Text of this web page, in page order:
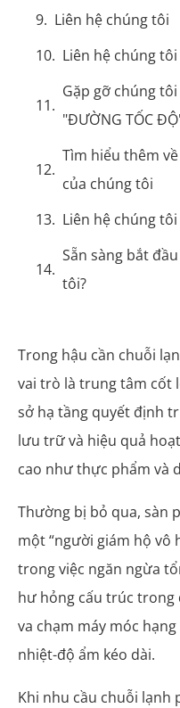
Liên hệ chúng tôi
Liên hệ chúng tôi
Gặp gỡ chúng
"ĐƯỜNG TỐC
Tìm hiểu thêm
của chúng tôi
Liên hệ chúng tôi
Sẵn sàng bắt
tôi?
Trong hậu cần chuỗi
vai trò là trung tâm cốt
sở hạ tầng quyết định
lưu trữ và hiệu quả
cao như thực phẩm và
Thường bị bỏ qua, sàn
một “người giám hộ vô
trong việc ngăn ngừa
hư hỏng cấu trúc trong
va chạm máy móc
nhiệt-độ ẩm kéo dài.
Khi nhu cầu chuỗi lạnh